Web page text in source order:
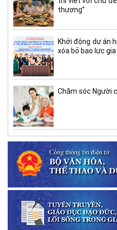
thương”
Khởi động dự án
xóa bỏ bạo lực
Chăm sóc Người